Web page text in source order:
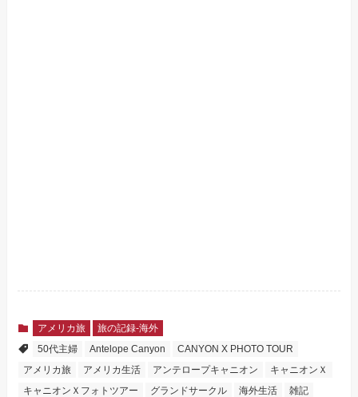
アメリカ旅
旅の記録-海外
50代主婦
Antelope Canyon
CANYON X PHOTO TOUR
アメリカ旅
アメリカ生活 アンテロープキャニオン
キャニオンＸ
キャニオンＸフォトツアー
グランドサークル 海外生活 雑記